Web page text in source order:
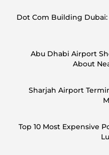
Dot Com Building
Abu Dhabi Airport
About
Sharjah Airport
Top 10 Most Expensive